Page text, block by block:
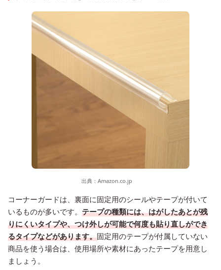
出典： Amazon.co.jp
コーナーガードは、裏面に固定用のシールやテープが付いて
いるものが多いです。 テープの種類には、はがしたあとが残
りにくいタイプや、つけ外しが可能で何度も貼り直しができ
るタイプなどがあります。固定用のテープが付属していない
商品を使う場合は、使用場所や素材にあったテープを用意し
ましょう。